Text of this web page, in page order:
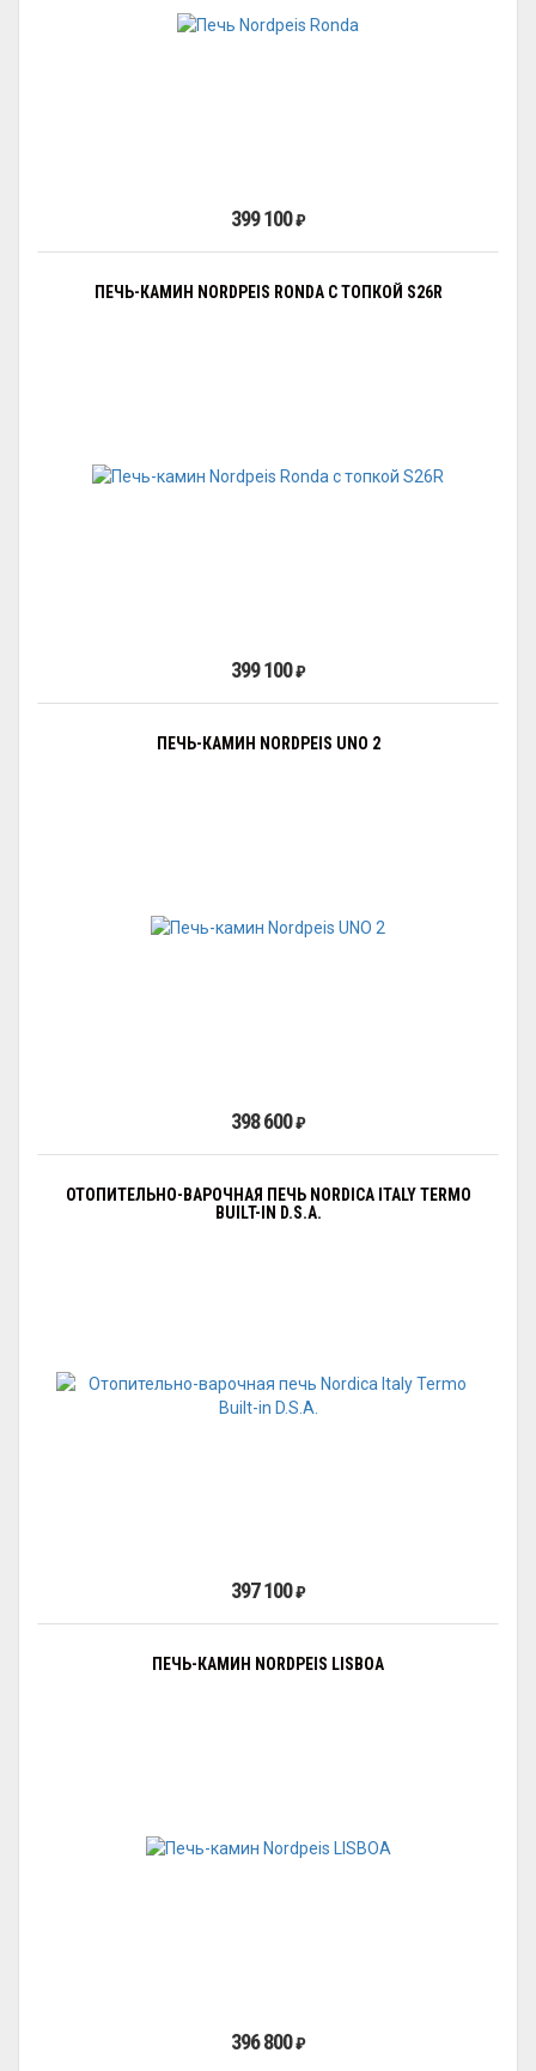
399 100₽
ПЕЧЬ-КАМИН NORDPEIS RONDA С ТОПКОЙ S26R
399 100₽
ПЕЧЬ-КАМИН NORDPEIS UNO 2
398 600₽
ОТОПИТЕЛЬНО-ВАРОЧНАЯ ПЕЧЬ NORDICA ITALY TERMO
BUILT-IN D.S.A.
397 100₽
ПЕЧЬ-КАМИН NORDPEIS LISBOA
396 800₽